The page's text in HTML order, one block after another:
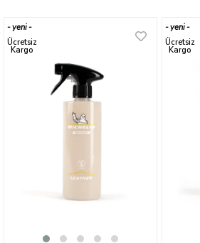
yeni
ürün
Ücretsiz
Kargo
yeni
ürün
Ücretsiz
Kargo